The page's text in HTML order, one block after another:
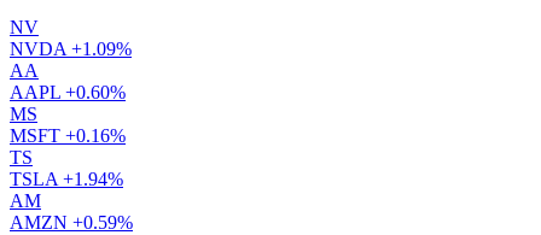
NV
NVDA +1.09%
AA
AAPL +0.60%
MS
MSFT +0.16%
TS
TSLA +1.94%
AM
AMZN +0.59%